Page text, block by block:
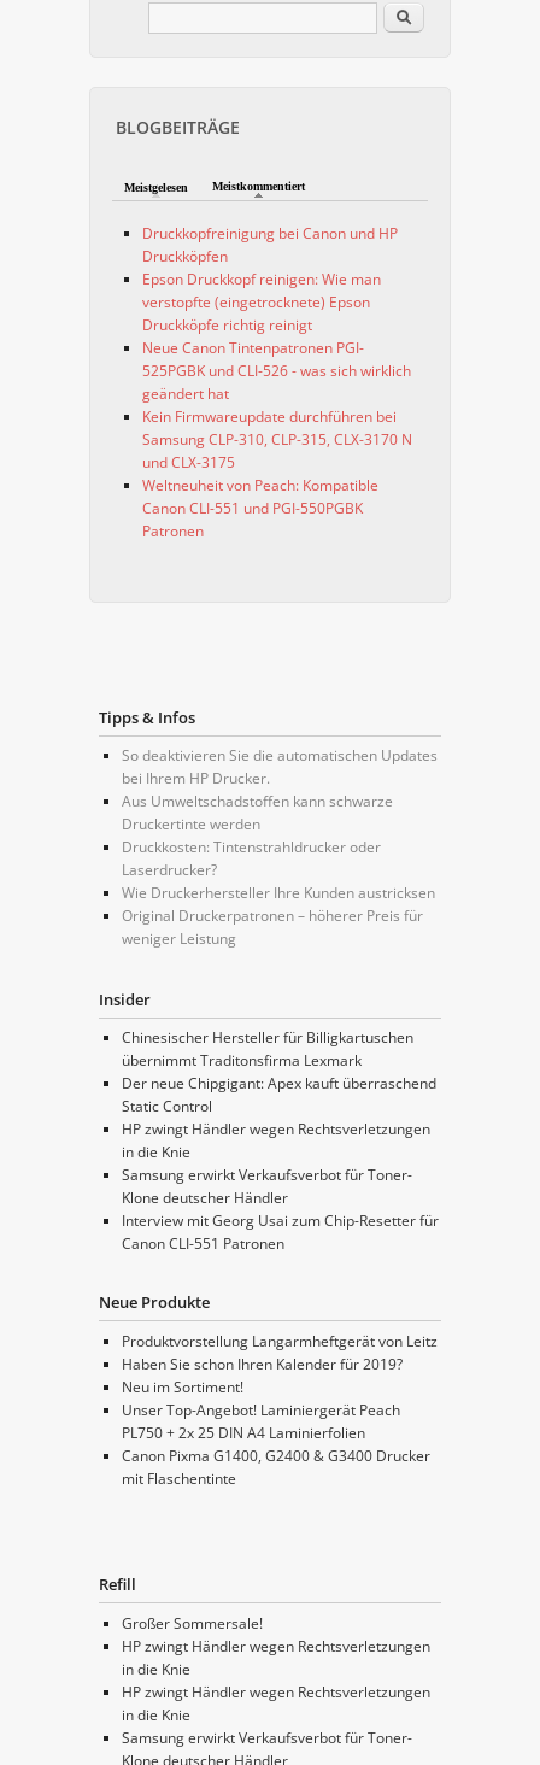
Suchformular Im Blog suchen
BLOGBEITRÄGE
Meistgelesen Meistkommentiert
Druckkopfreinigung bei Canon und HP
Druckköpfen
Epson Druckkopf reinigen: Wie man
verstopfte (eingetrocknete) Epson
Druckköpfe richtig reinigt
Neue Canon Tintenpatronen PGI-
525PGBK und CLI-526 - was sich wirklich
geändert hat
Kein Firmwareupdate durchführen bei
Samsung CLP-310, CLP-315, CLX-3170 N
und CLX-3175
Weltneuheit von Peach: Kompatible
Canon CLI-551 und PGI-550PGBK
Patronen
Tipps & Infos
So deaktivieren Sie die automatischen Updates
bei Ihrem HP Drucker.
Aus Umweltschadstoffen kann schwarze
Druckertinte werden
Druckkosten: Tintenstrahldrucker oder
Laserdrucker?
Wie Druckerhersteller Ihre Kunden austricksen
Original Druckerpatronen – höherer Preis für
weniger Leistung
Insider
Chinesischer Hersteller für Billigkartuschen
übernimmt Traditonsfirma Lexmark
Der neue Chipgigant: Apex kauft überraschend
Static Control
HP zwingt Händler wegen Rechtsverletzungen
in die Knie
Samsung erwirkt Verkaufsverbot für Toner-
Klone deutscher Händler
Interview mit Georg Usai zum Chip-Resetter für
Canon CLI-551 Patronen
Neue Produkte
Produktvorstellung Langarmheftgerät von Leitz
Haben Sie schon Ihren Kalender für 2019?
Neu im Sortiment!
Unser Top-Angebot! Laminiergerät Peach
PL750 + 2x 25 DIN A4 Laminierfolien
Canon Pixma G1400, G2400 & G3400 Drucker
mit Flaschentinte
Refill
Großer Sommersale!
HP zwingt Händler wegen Rechtsverletzungen
in die Knie
HP zwingt Händler wegen Rechtsverletzungen
in die Knie
Samsung erwirkt Verkaufsverbot für Toner-
Klone deutscher Händler